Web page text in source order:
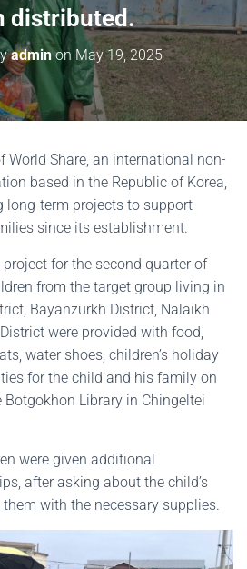
distributed.
adminon May 19, 2025
World Share, an international non-
based in the Republic of Korea,
long-term projects to support
since its establishment.
for the second quarter of
from the target group living in
Bayanzurkh District, Nalaikh
were provided with food,
water shoes, children’s holiday
for the child and his family on
Library in Chingeltei
were given additional
after asking about the child’s
with the necessary supplies.